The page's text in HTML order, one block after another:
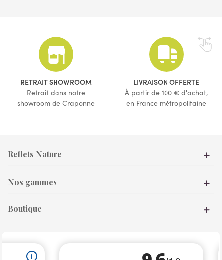
RETRAIT SHOWROOM
Retrait dans notre
showroom de Craponne
LIVRAISON OFFERTE
À partir de 100 € d'achat,
en France métropolitaine
Reflets Nature
Nos gammes
Boutique